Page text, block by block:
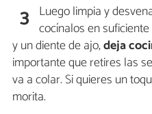
3 Luego limpia y
cocínalos en
y un diente de ajo,deja
importante que retires las
va a colar. Si quieres un
morita.